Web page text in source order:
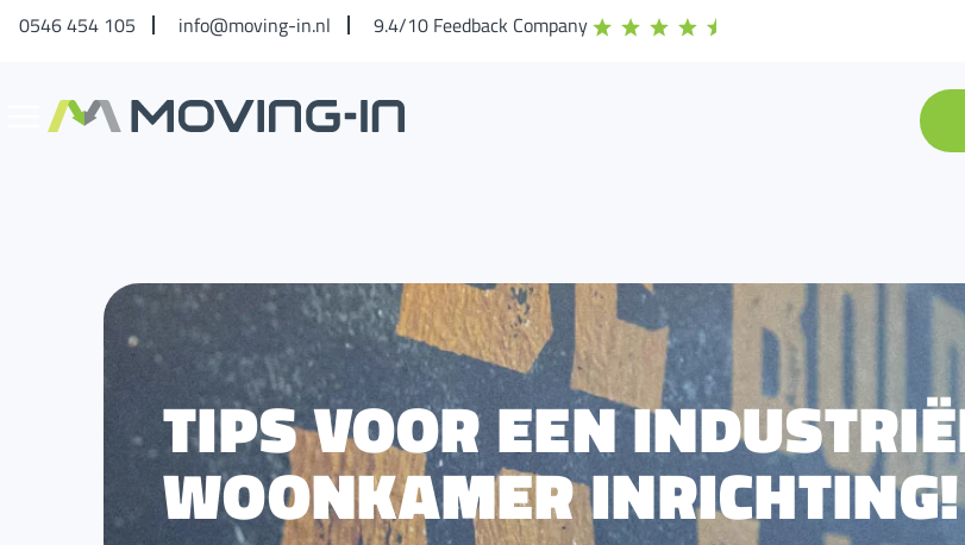
0546 454 105 info@moving-in.nl 9.4/10 Feedback Company
TIPS VOOR EEN
WOONKAMER INRICHTING!